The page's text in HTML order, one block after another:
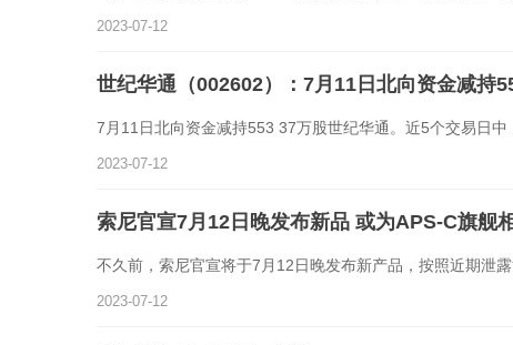
2023-07-12
世纪华通（002602）：7月11日北向资金减持
7月11日北向资金减持553 37万股世纪华通。近5个交易日中
2023-07-12
索尼官宣7月12日晚发布新品 或为APS-C旗舰
不久前，索尼官宣将于7月12日晚发布新产品，按照近期泄
2023-07-12